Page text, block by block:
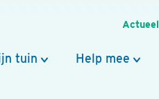
Actueel
tuin Help mee